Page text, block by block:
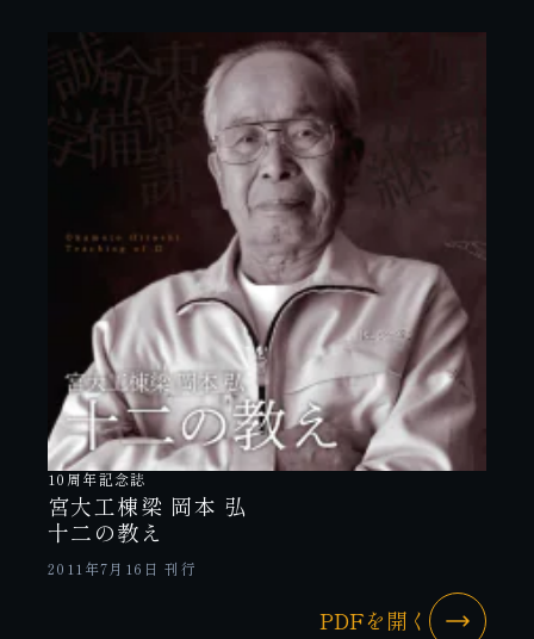
10周年記念誌
宮大工棟梁 岡本 弘
十二の教え
2011年7月16日 刊行
PDFを開く